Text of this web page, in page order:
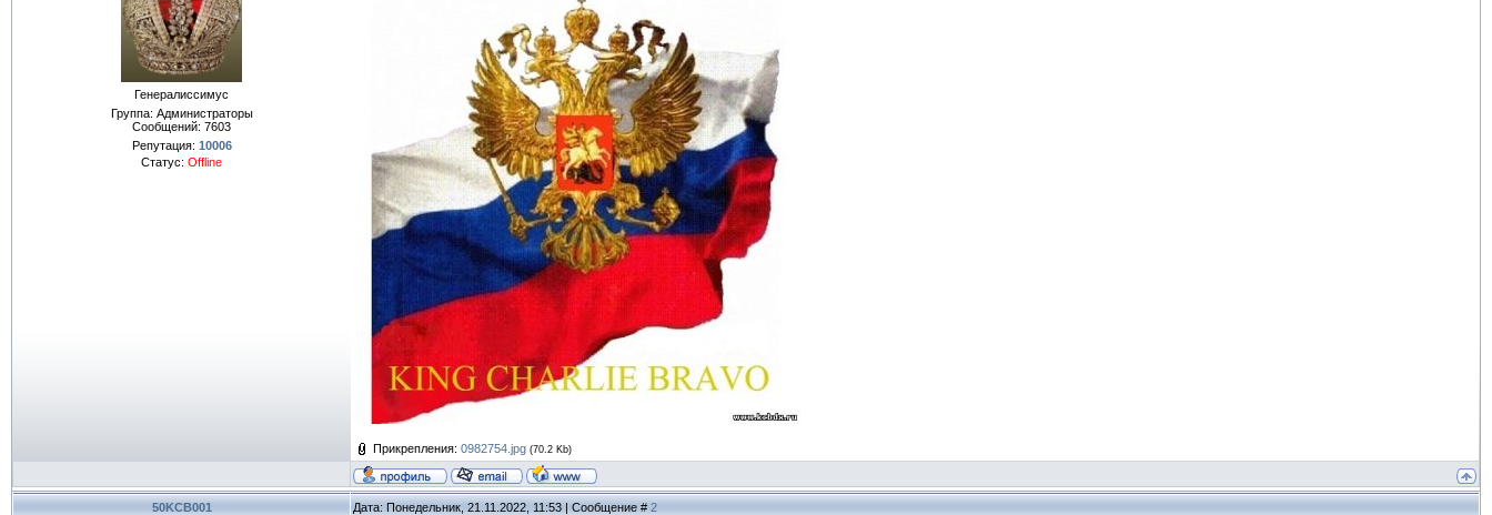
Генералиссимус
Группа: Администраторы
Сообщений: 7603
Репутация: 10006
Статус: Offline
Прикрепления: 0982754.jpg (70.2 Kb)
50KCB001 Дата: Понедельник, 21.11.2022, 11:53 | Сообщение # 2